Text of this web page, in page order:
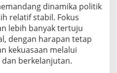
dinamika politik
relatif stabil. Fokus
lebih banyak tertuju
dengan harapan tetap
kekuasaan melalui
berkelanjutan.